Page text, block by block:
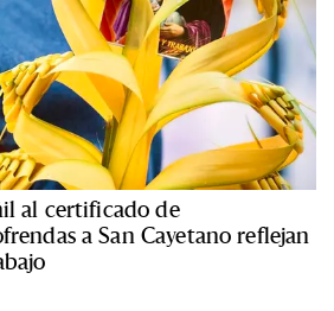
al certificado de
a San Cayetano reflejan